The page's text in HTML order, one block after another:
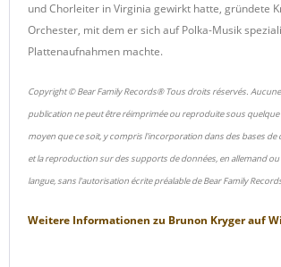
und Chorleiter in Virginia gewirkt hatte, gründete
Orchester, mit dem er sich auf Polka-Musik
Plattenaufnahmen machte.
Copyright © Bear Family Records® Tous droits réservés.
publication ne peut être réimprimée ou reproduite sous
moyen que ce soit, y compris l'incorporation dans des bases de
et la reproduction sur des supports de données, en allemand
langue, sans l'autorisation écrite préalable de Bear Family
Weitere Informationen zu Brunon Krygerauf